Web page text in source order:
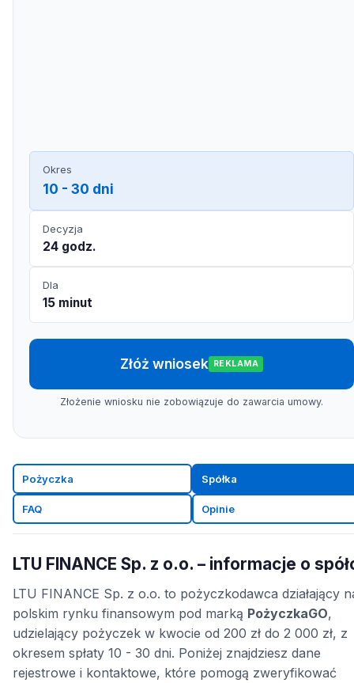
Okres
10 - 30 dni
Decyzja
24 godz.
Dla
15 minut
Złóż wniosek REKLAMA
Złożenie wniosku nie zobowiązuje do zawarcia umowy.
Pożyczka Spółka
FAQ Opinie
LTU FINANCE Sp. z o.o. – informacje o
LTU FINANCE Sp. z o.o. to pożyczkodawca działający
polskim rynku finansowym pod marką PożyczkaGO,
udzielający pożyczek w kwocie od 200 zł do 2 000 zł, z
okresem spłaty 10 - 30 dni. Poniżej znajdziesz dane
rejestrowe i kontaktowe, które pomogą zweryfikować